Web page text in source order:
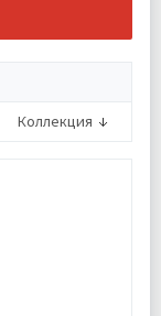
Коллекция